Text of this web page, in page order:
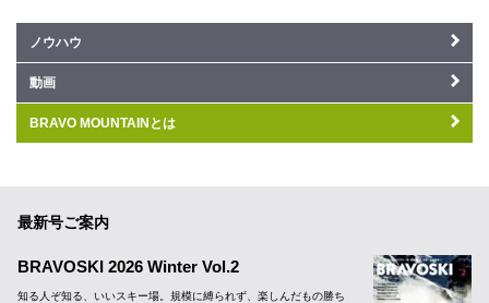
ノウハウ
動画
BRAVO MOUNTAINとは
最新号ご案内
BRAVOSKI 2026 Winter Vol.2
知る人ぞ知る、いいスキー場。規模に縛られず、楽しんだもの勝ち